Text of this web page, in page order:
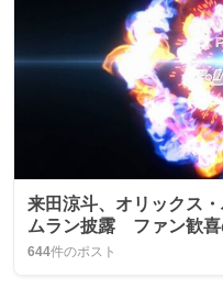
来田涼斗、オリックス
ムラン披露 ファン歓喜
644件のポスト